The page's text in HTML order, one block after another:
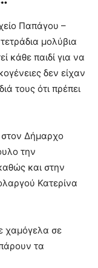
Παπάγου –
μολύβια
κάθε παιδί για να
δεν είχαν
τους ότι πρέπει
Δήμαρχο
την
και στην
Κατερίνα
χαμόγελα σε
τα